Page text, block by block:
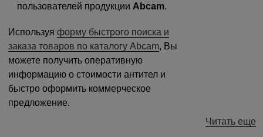
пользователей продукции Abcam.
Используя форму быстрого поиска и
заказа товаров по каталогу Abcam, Вы
можете получить оперативную
информацию о стоимости антител и
быстро оформить коммерческое
предложение.
Читать еще